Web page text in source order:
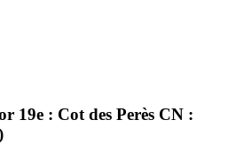
19e : Cot des Perès CN :